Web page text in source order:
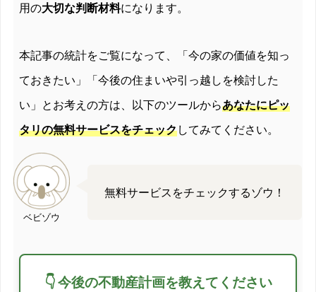
用の大切な判断材料になります。
本記事の統計をご覧になって、「今の家の価値を知っ
ておきたい」「今後の住まいや引っ越しを検討した
い」とお考えの方は、以下のツールからあなたにピッ
タリの無料サービスをチェックしてみてください。
ベビゾウ
無料サービスをチェックするゾウ！
👇 今後の不動産計画を教えてください